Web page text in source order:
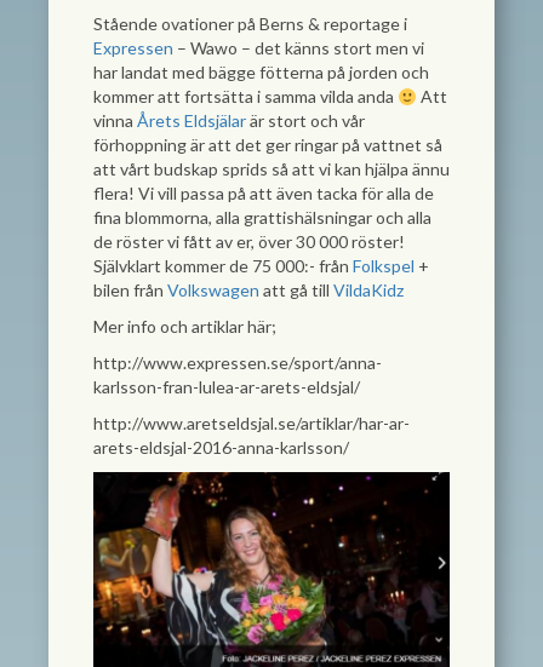
Stående ovationer på Berns & reportage i
Expressen – Wawo – det känns stort men vi
har landat med bägge fötterna på jorden och
kommer att fortsätta i samma vilda anda
Att
vinna Årets Eldsjälarär stort och vår
förhoppning är att det ger ringar på vattnet så
att vårt budskap sprids så att vi kan hjälpa ännu
flera! Vi vill passa på att även tacka för alla de
fina blommorna, alla grattishälsningar och alla
de röster vi fått av er, över 30 000 röster!
Självklart kommer de 75 000:- från Folkspel +
bilen från Volkswagen att gå till VildaKidz
Mer info och artiklar här;
http://www.expressen.se/sport/anna-
karlsson-fran-lulea-ar-arets-eldsjal/
http://www.aretseldsjal.se/artiklar/har-ar-
arets-eldsjal-2016-anna-karlsson/